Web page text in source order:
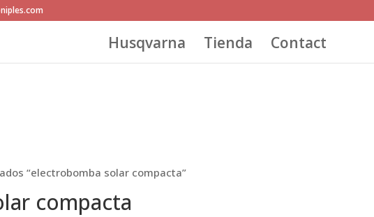
Husqvarna Tienda Contact
“electrobomba solar compacta”
compacta